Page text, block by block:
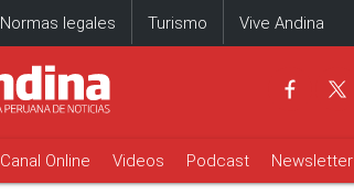
Normas legales Turismo Vive Andina
Canal Online Videos Podcast Newsletter